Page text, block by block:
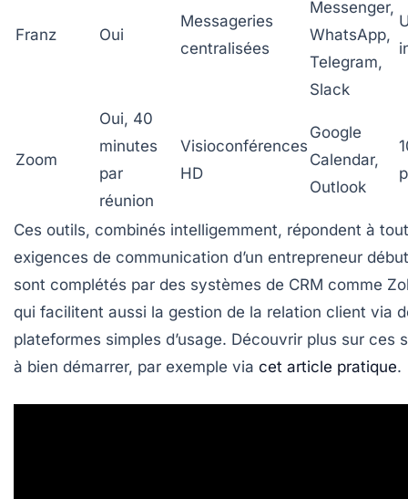
Franz Oui
Messageries
centralisées
Messenger,
WhatsApp,
Telegram,
Slack
Zoom
Oui, 40
minutes
par
réunion
Visioconférences
HD
Google
Calendar,
Outlook
Ces outils, combinés intelligemment, répondent à
exigences de communication d’un entrepreneur
sont complétés par des systèmes de CRM comme
qui facilitent aussi la gestion de la relation client via
plateformes simples d’usage. Découvrir plus sur ces
à bien démarrer, par exemple via cet article pratique.